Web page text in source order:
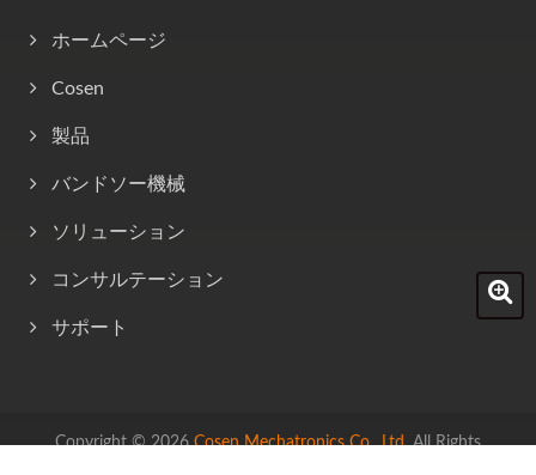
ホームページ
Cosen
製品
バンドソー機械
ソリューション
コンサルテーション
サポート
Copyright © 2026Cosen Mechatronics Co., Ltd.All Rights